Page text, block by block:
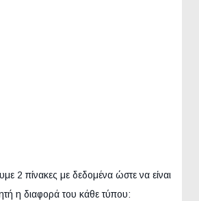
2 πίνακες με δεδομένα ώστε να είναι
η διαφορά του κάθε τύπου: